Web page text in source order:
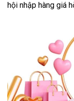
hội nhập hàng giá